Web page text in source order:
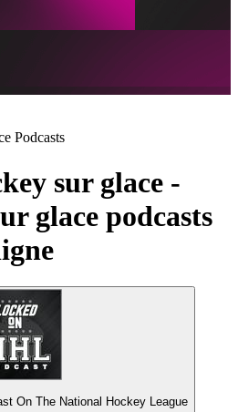
Podcasts
sur glace -
glace podcasts
On The National Hockey League